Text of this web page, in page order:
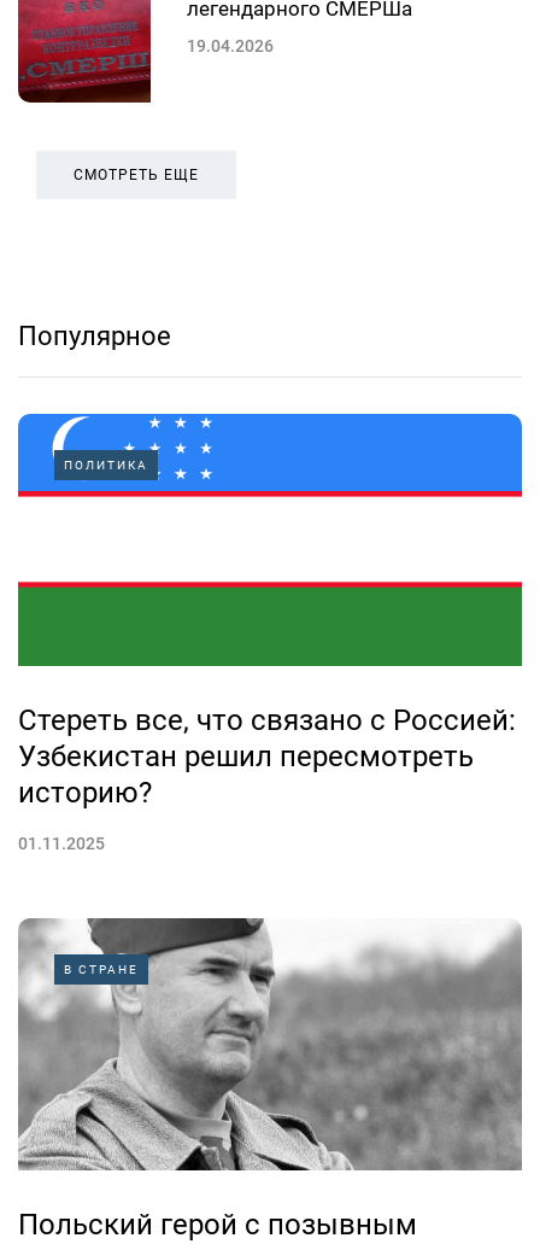
легендарного СМЕРШа
19.04.2026
СМОТРЕТЬ ЕЩЕ
Популярное
ПОЛИТИКА
Стереть все, что связано с Россией:
Узбекистан решил пересмотреть
историю?
01.11.2025
В СТРАНЕ
Польский герой с позывным